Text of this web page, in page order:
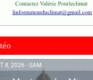
8, 2026 - SAM.